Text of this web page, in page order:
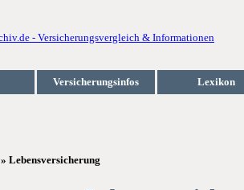
Versicherungsinfos Lexikon
» Lebensversicherung